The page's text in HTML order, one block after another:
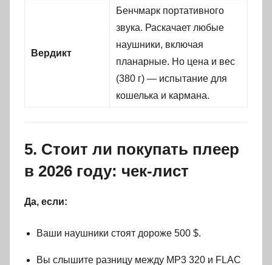
Вердикт
Бенчмарк портативного
звука. Раскачает любые
наушники, включая
планарные. Но цена и вес
(380 г) — испытание для
кошелька и кармана.
5. Стоит ли покупать плеер
в 2026 году: чек-лист
Да, если:
Ваши наушники стоят дороже 500 $.
Вы слышите разницу между MP3 320 и FLAC